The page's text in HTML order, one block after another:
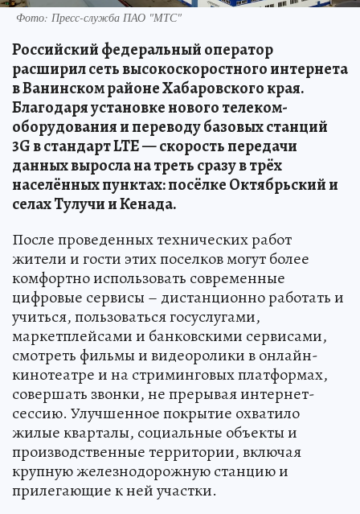
Фото: Пресс-служба ПАО "МТС"
Российский федеральный оператор
расширил сеть высокоскоростного интернета
в Ванинском районе Хабаровского края.
Благодаря установке нового телеком-
оборудования и переводу базовых станций
3G в стандарт LTE — скорость передачи
данных выросла на треть сразу в трёх
населённых пунктах: посёлке Октябрьский и
селах Тулучи и Кенада.
После проведенных технических работ
жители и гости этих поселков могут более
комфортно использовать современные
цифровые сервисы – дистанционно работать и
учиться, пользоваться госуслугами,
маркетплейсами и банковскими сервисами,
смотреть фильмы и видеоролики в онлайн-
кинотеатре и на стриминговых платформах,
совершать звонки, не прерывая интернет-
сессию. Улучшенное покрытие охватило
жилые кварталы, социальные объекты и
производственные территории, включая
крупную железнодорожную станцию и
прилегающие к ней участки.